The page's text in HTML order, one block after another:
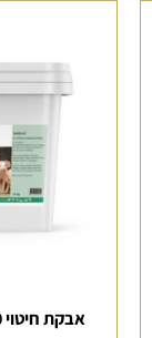
אבקת חיטוי 10 ק"ג – STALDREN